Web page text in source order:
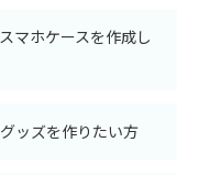
マホケースを作成し
ッズを作りたい方